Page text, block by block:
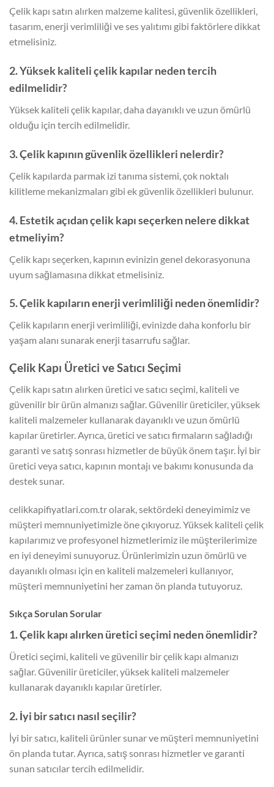
Çelik kapı satın alırken malzeme kalitesi, güvenlik özellikleri,
tasarım, enerji verimliliği ve ses yalıtımı gibi faktörlere dikkat
etmelisiniz.
2. Yüksek kaliteli çelik kapılar neden tercih
edilmelidir?
Yüksek kaliteli çelik kapılar, daha dayanıklı ve uzun ömürlü
olduğu için tercih edilmelidir.
3. Çelik kapının güvenlik özellikleri nelerdir?
Çelik kapılarda parmak izi tanıma sistemi, çok noktalı
kilitleme mekanizmaları gibi ek güvenlik özellikleri bulunur.
4. Estetik açıdan çelik kapı seçerken nelere dikkat
etmeliyim?
Çelik kapı seçerken, kapının evinizin genel dekorasyonuna
uyum sağlamasına dikkat etmelisiniz.
5. Çelik kapıların enerji verimliliği neden önemlidir?
Çelik kapıların enerji verimliliği, evinizde daha konforlu bir
yaşam alanı sunarak enerji tasarrufu sağlar.
Çelik Kapı Üretici ve Satıcı Seçimi
Çelik kapı satın alırken üretici ve satıcı seçimi, kaliteli ve
güvenilir bir ürün almanızı sağlar. Güvenilir üreticiler, yüksek
kaliteli malzemeler kullanarak dayanıklı ve uzun ömürlü
kapılar üretirler. Ayrıca, üretici ve satıcı firmaların sağladığı
garanti ve satış sonrası hizmetler de büyük önem taşır. İyi bir
üretici veya satıcı, kapının montajı ve bakımı konusunda da
destek sunar.
celikkapifiyatlari.com.tr olarak, sektördeki deneyimimiz ve
müşteri memnuniyetimizle öne çıkıyoruz. Yüksek kaliteli çelik
kapılarımız ve profesyonel hizmetlerimiz ile müşterilerimize
en iyi deneyimi sunuyoruz. Ürünlerimizin uzun ömürlü ve
dayanıklı olması için en kaliteli malzemeleri kullanıyor,
müşteri memnuniyetini her zaman ön planda tutuyoruz.
Sıkça Sorulan Sorular
1. Çelik kapı alırken üretici seçimi neden önemlidir?
Üretici seçimi, kaliteli ve güvenilir bir çelik kapı almanızı
sağlar. Güvenilir üreticiler, yüksek kaliteli malzemeler
kullanarak dayanıklı kapılar üretirler.
2. İyi bir satıcı nasıl seçilir?
İyi bir satıcı, kaliteli ürünler sunar ve müşteri memnuniyetini
ön planda tutar. Ayrıca, satış sonrası hizmetler ve garanti
sunan satıcılar tercih edilmelidir.